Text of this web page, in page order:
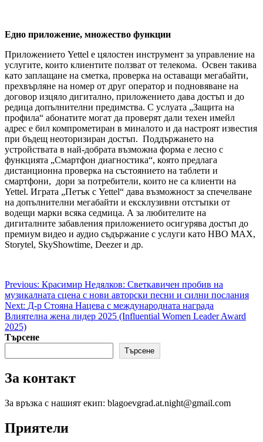
Едно приложение, множество функции
Приложението Yettel е цялостен инструмент за управление на
услугите, които клиентите ползват от телекома. Освен такива
като заплащане на сметка, проверка на оставащи мегабайти,
прехвърляне на номер от друг оператор и подновяване на
договор изцяло дигитално, приложението дава достъп и до
редица допълнителни предимства. С услуата „Защита на
профила“ абонатите могат да проверят дали техен имейл
адрес е бил компрометиран в миналото и да настроят известия
при бъдещ неоторизиран достъп. Поддържането на
устройствата в най-добрата възможна форма е лесно с
функцията „Смартфон диагностика“, която предлага
дистанционна проверка на състоянието на таблети и
смартфони, дори за потребители, които не са клиенти на
Yettel. Играта „Петък с Yettel“ дава възможност за спечелване
на допълнителни мегабайти и ексклузивни отстъпки от
водещи марки всяка седмица. А за любителите на
дигиталните забавления приложението осигурява достъп до
премиум видео и аудио съдържание с услуги като HBO MAX,
Storytel, SkyShowtime, Deezer и др.
Post
navigation
Previous: Красимир Недялков: Светкавичен пробив на
музикалната сцена с нови авторски песни и силни послания
Next: Д-р Стояна Нацева с международната награда
Влиятелна жена лидер 2025 (Influential Women Leader Award
2025)
Търсене
Търсене
За контакт
За връзка с нашият екип: blagoevgrad.at.night@gmail.com
Приятели